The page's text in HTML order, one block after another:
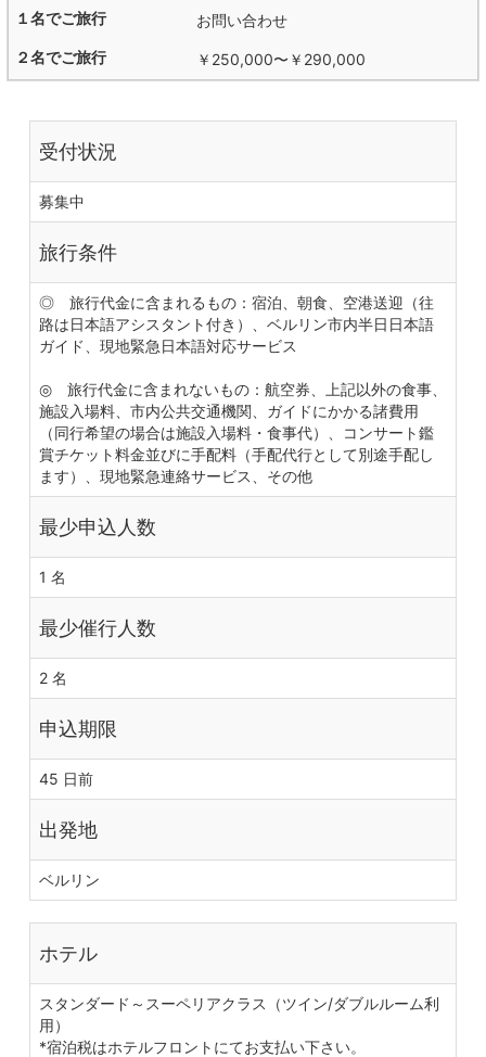
お問い合わせ
￥250,000〜 ￥290,000
受付状況
募集中
旅行条件
◎ 旅行代金に含まれるもの：宿泊、朝食、空港送迎（往
路は日本語アシスタント付き）、ベルリン市内半日日本語
ガイド、現地緊急日本語対応サービス
◎ 旅行代金に含まれないもの：航空券、上記以外の食事、
施設入場料、市内公共交通機関、ガイドにかかる諸費用
（同行希望の場合は施設入場料・食事代）、コンサート鑑
賞チケット料金並びに手配料（手配代行として別途手配し
ます）、現地緊急連絡サービス、その他
最少申込人数
1 名
最少催行人数
2 名
申込期限
45 日前
出発地
ベルリン
ホテル
スタンダード～スーペリアクラス（ツイン/ダブルルーム利
用）
*宿泊税はホテルフロントにてお支払い下さい。